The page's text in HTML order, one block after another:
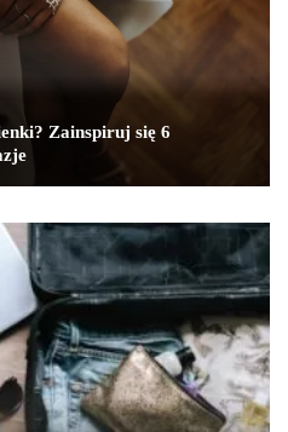
Zainspiruj się 6